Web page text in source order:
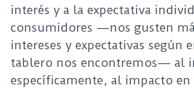
interés y a la expectativa
consumidores —nos gusten
intereses y expectativas según
tablero nos encontremos— al
específicamente, al impacto